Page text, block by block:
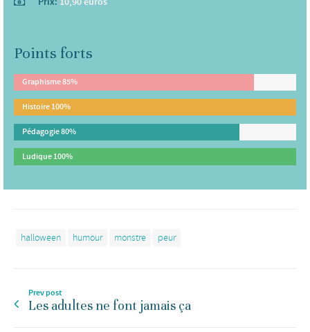
Points forts
Graphisme85%
Histoire100%
Pédagogie80%
Ludique100%
halloween humour monstre peur
Prev post
Les adultes ne font jamais ça